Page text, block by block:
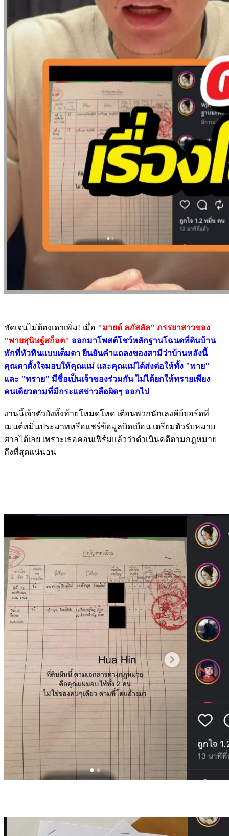
ชัดเจนไม่ต้องเดาเพิ่ม! เมื่อ "มายด์ ลภัสลัล" ภรรยาสาวของ
"พายสุนิษฐ์สก็อต" ออกมาโพสต์โชว์หลักฐานโฉนดที่ดินบ้าน
พักที่หัวหินแบบเต็มตา ยืนยันคำแถลงของสามีว่าบ้านหลังนี้
คุณตาตั้งใจมอบให้คุณแม่ และคุณแม่ได้ส่งต่อให้ทั้ง "พาย"
และ "ทราย" มีชื่อเป็นเจ้าของร่วมกัน ไม่ได้ยกให้ทรายเพียง
คนเดียวตามที่มีกระแสข่าวลือผิดๆ ออกไป
งานนี้เจ้าตัวยังทิ้งท้ายโหมดโหด เตือนพวกนักเลงคีย์บอร์ดที่
เมนต์หมิ่นประมาทหรือแชร์ข้อมูลบิดเบือน เตรียมตัวรับหมาย
ศาลได้เลย เพราะเธอคอนเฟิร์มแล้วว่าดำเนินคดีตามกฎหมาย
ถึงที่สุดแน่นอน